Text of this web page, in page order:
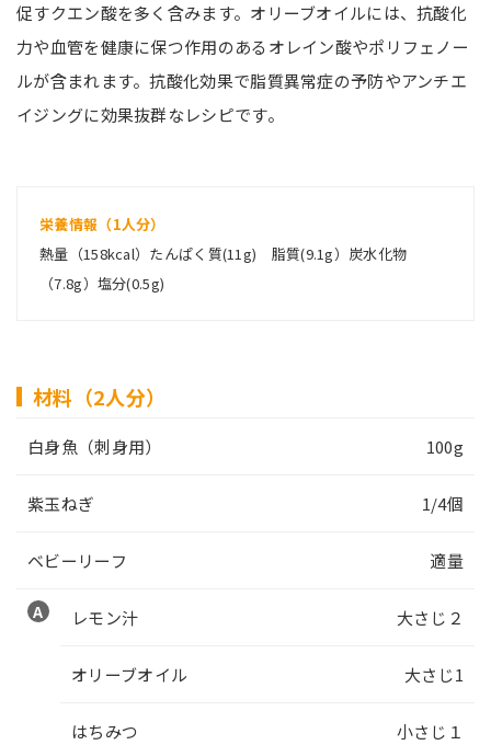
促すクエン酸を多く含みます。オリーブオイルには、抗酸化
力や血管を健康に保つ作用のあるオレイン酸やポリフェノー
ルが含まれます。抗酸化効果で脂質異常症の予防やアンチエ
イジングに効果抜群なレシピです。
栄養情報（1人分）
熱量（158kcal）たんぱく質(11g) 脂質(9.1g）炭水化物
（7.8g）塩分(0.5g)
材料（2人分）
白身魚（刺身用） 100g
紫玉ねぎ 1/4個
ベビーリーフ 適量
レモン汁 大さじ２
オリーブオイル 大さじ1
はちみつ 小さじ１